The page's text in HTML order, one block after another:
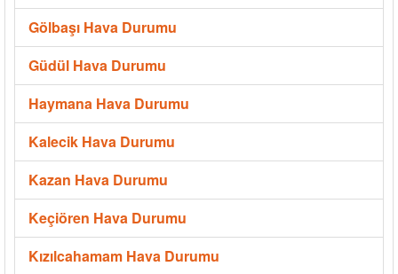
Gölbaşı Hava Durumu
Güdül Hava Durumu
Haymana Hava Durumu
Kalecik Hava Durumu
Kazan Hava Durumu
Keçiören Hava Durumu
Kızılcahamam Hava Durumu